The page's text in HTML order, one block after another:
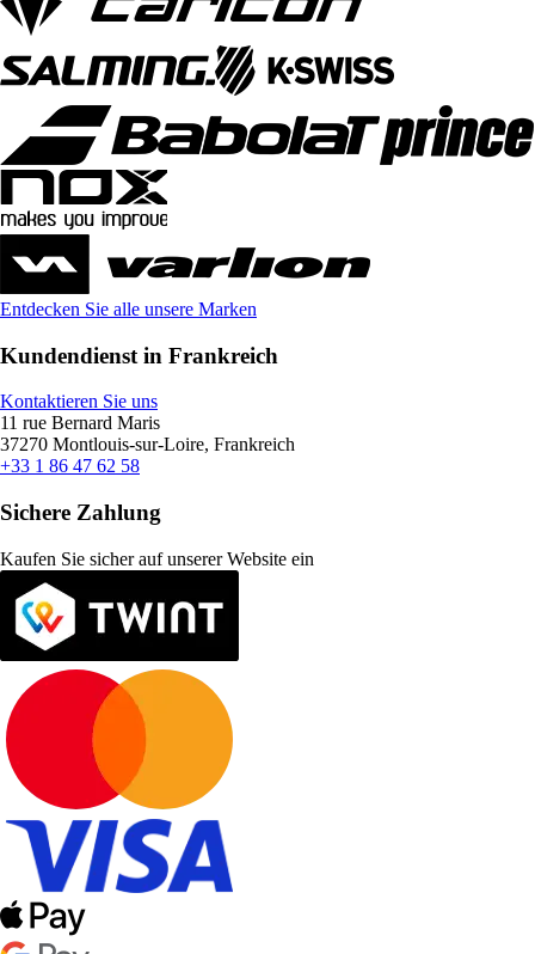
Entdecken Sie alle unsere Marken
Kundendienst in Frankreich
Kontaktieren Sie uns
11 rue Bernard Maris
37270 Montlouis-sur-Loire, Frankreich
+33 1 86 47 62 58
Sichere Zahlung
Kaufen Sie sicher auf unserer Website ein